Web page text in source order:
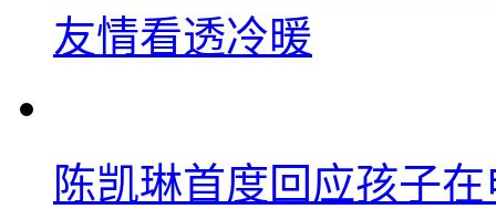
友情看透冷暖
陈凯琳首度回应孩子